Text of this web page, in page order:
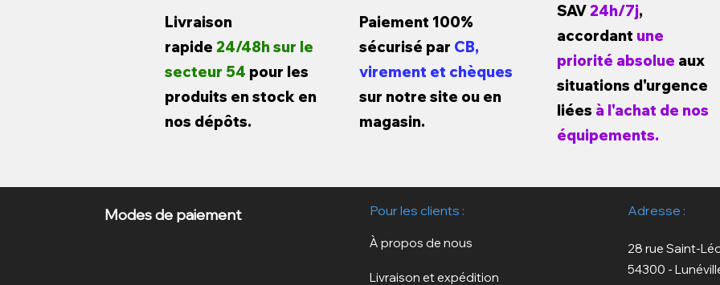
Livraison
rapide 24/48h sur le
secteur 54 pour les
produits en stock en
nos dépôts.
Paiement 100%
sécurisé par CB,
virement et chèques
sur notre site ou en
magasin.
SAV 24h/7j,
accordant une
priorité absolue aux
situations d'urgence
liées à l'achat de nos
équipements.
Modes de paiement Pour les clients :
À propos de nous
Livraison et expédition
Adresse :
28 rue Saint-
54300 - Lunéville